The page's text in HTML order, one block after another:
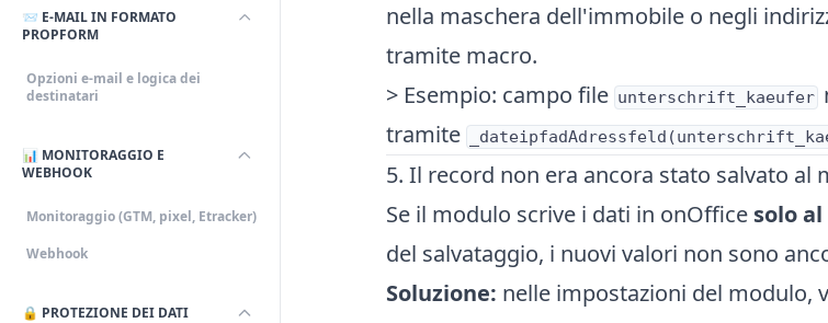
📨 E-MAIL IN FORMATO
PROPFORM
Opzioni e-mail e logica dei
destinatari
📊 MONITORAGGIO E
WEBHOOK
Monitoraggio (GTM, pixel, Etracker)
Webhook
🔒 PROTEZIONE DEI DATI
nella maschera dell'immobile o negli
tramite macro.
> Esempio: campo file unterschrift_kaeufer
tramite
5. Il record non era ancora stato salvato al
Se il modulo scrive i dati in onOffice solo
del salvataggio, i nuovi valori non sono
Soluzione: nelle impostazioni del modulo,